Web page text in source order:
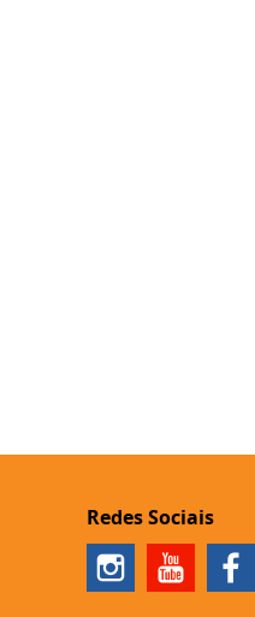
Redes Sociais